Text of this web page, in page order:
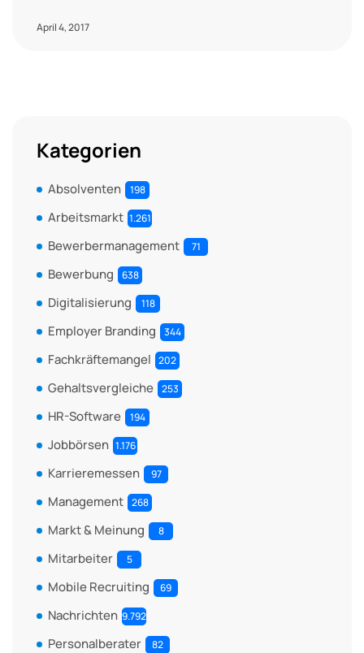
April 4, 2017
Kategorien
Absolventen 198
Arbeitsmarkt 1.261
Bewerbermanagement 71
Bewerbung 638
Digitalisierung 118
Employer Branding 344
Fachkräftemangel 202
Gehaltsvergleiche 253
HR-Software 194
Jobbörsen 1.176
Karrieremessen 97
Management 268
Markt & Meinung 8
Mitarbeiter 5
Mobile Recruiting 69
Nachrichten 9.792
Personalberater 82